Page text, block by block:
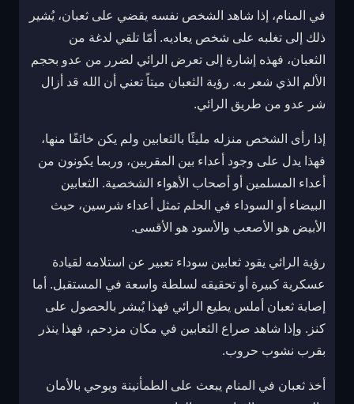
في المنام، إذا شاهد الشخص نفسه يقضي على ثعبان، يُشير
ذلك إلى تغلبه على شخص يعاديه. أمّا تلقي لدغة من
الثعبان، فهذه إشارة إلى تعرض الرائي لضرر من عدو بحجم
الألم الذي شعر به. رؤية الثعبان ميتاً تعني أن الله قد أزال
شر عدو من طريق الرائي.
إذا رأى الشخص منزله مليئًا بالثعابين ولم يكن خائفًا منها،
فهذا يدل على وجود أعداء بين المقربين، وربما يكونون من
أعداء المسلمين أو أصحاب الأهواء الشخصية. الثعابين
البيضاء أو السوداء في الحلم تمثل أعداء شرسين، حيث
الأبيض هو الأصعب والأسود هو الأقسى.
رؤية الرائي يقود ثعابين سوداء تعبير عن استلامه لقيادة
عسكرية كبيرة أو تحقيقه لسلطة واسعة في المستقبل. أما
إصابة ثعبان أملس يطيع الرائي فهذا يُبشر بالحصول على
كنز. وإذا شاهد صراع الثعابين في مكان مزدحم، فهذا ينذر
بقرب نشوب حروب.
أخذ ثعبان في المنام يبعث على الطمأنينة ويوحي بالأمان